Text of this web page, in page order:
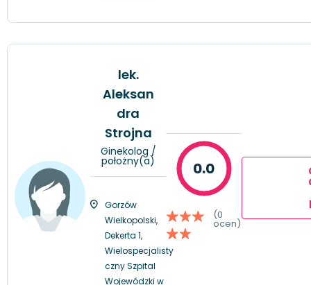
lek.
Aleksan
dra
Strojna
Ginekolog /
położny(a)
Gorzów
Wielkopolski,
Dekerta 1,
Wielospecjalisty
czny Szpital
Wojewódzki w
0.0
(0
ocen)